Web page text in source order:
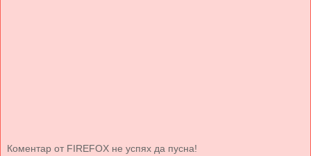
Коментар от FIREFOX не успях да пусна!